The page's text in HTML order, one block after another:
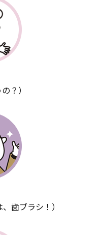
？）
、歯ブラシ！）